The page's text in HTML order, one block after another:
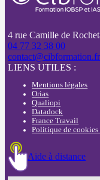
4 rue Camille de
04 77 32 38 00
contact@cibformation.fr
LIENS UTILES :
Mentions légales
Orias
Qualiopi
Datadock
France Travail
Politique de cookies
Aide à distance